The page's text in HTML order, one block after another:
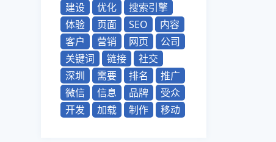
建设
优化
搜索引擎
体验
页面 SEO
内容
客户
营销 网页
公司
关键词
链接
社交
深圳
需要 排名
推广
微信
信息 品牌
受众
开发
加载 制作 移动